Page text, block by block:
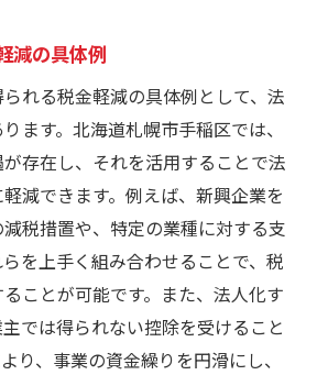
ける資金調達の特徴
ァンディングを活用した資金調
利用方法
もたらす資金繰りの改善
る信用力と信頼関係の構築
企業イメージに与える影響
信頼構築法
の契約メリット
減の具体例
れる税金軽減の具体例として、法
ます。北海道札幌市手稲区では、
存在し、それを活用することで法
減できます。例えば、新興企業を
税措置や、特定の業種に対する支
を上手く組み合わせることで、税
ことが可能です。また、法人化す
では得られない控除を受けること
り、事業の資金繰りを円滑にし、